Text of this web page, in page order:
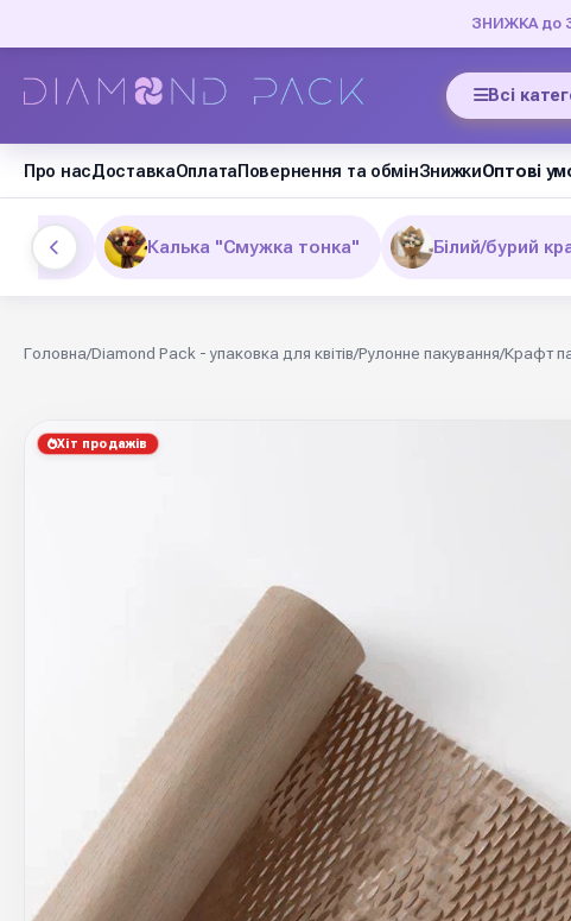
ЗНИЖКА до
Всі
Про насДоставкаОплатаПовернення та обмінЗнижкиОптові
Калька "Смужка тонка" Білий/бурий
Головна/Diamond Pack - упаковка для квітів/Рулонне пакування/Крафт
Хіт продажів